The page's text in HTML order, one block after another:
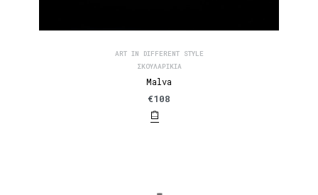
ART IN DIFFERENT STYLE
ΣΚΟΥΛΑΡΊΚΙΑ
Malva
€108